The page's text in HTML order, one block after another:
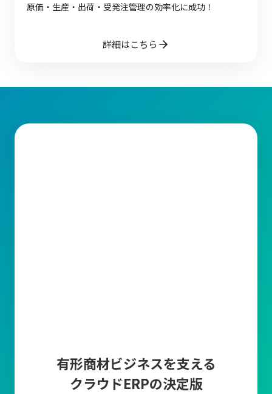
原価・生産・出荷・受発注管理の効率化に成功！
詳細はこちら
有形商材ビジネスを支える
クラウドERPの決定版